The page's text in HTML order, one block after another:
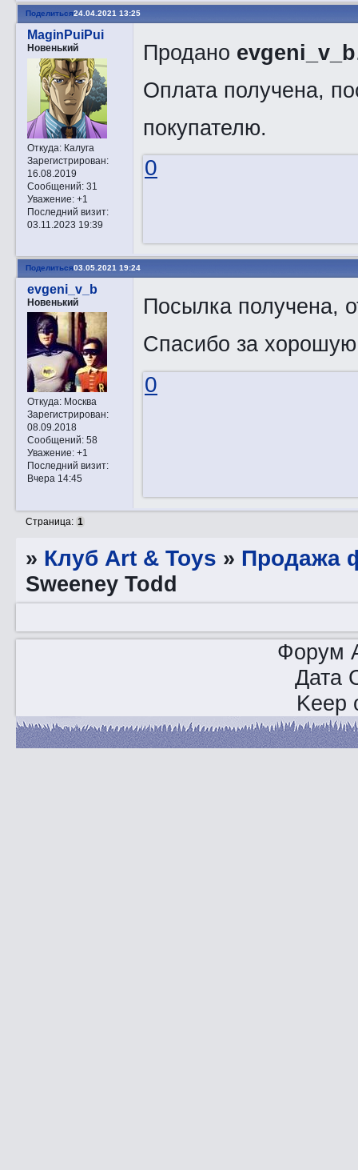
Поделиться24.04.2021 13:25
MaginPuiPui
Новенький
Откуда:Калуга
Зарегистрирован:
16.08.2019
Сообщений:31
Уважение: +1
Последний визит:
03.11.2023 19:39
Продано evgeni_v_b
Оплата получена,
покупателю.
0
Поделиться03.05.2021 19:24
evgeni_v_b
Новенький
Откуда:Москва
Зарегистрирован:
08.09.2018
Сообщений:58
Уважение: +1
Последний визит:
Вчера 14:45
Посылка получена,
Спасибо за
0
Страница: 1
» Клуб Art & Toys » Продажа
Sweeney Todd
Форум
Дата
Keep